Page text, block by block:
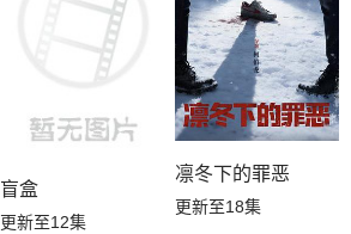
盲盒
更新至12集
凛冬下的罪恶
更新至18集